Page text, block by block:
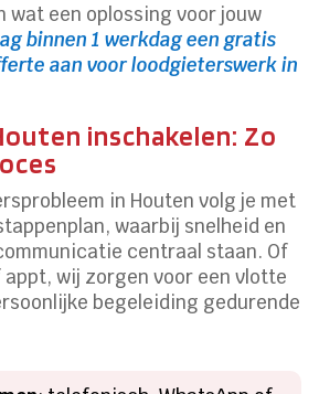
wat een oplossing voor jouw
binnen 1 werkdag een gratis
aan voor loodgieterswerk in
inschakelen: Zo
in Houten volg je met
waarbij snelheid en
centraal staan. Of
wij zorgen voor een vlotte
begeleiding gedurende